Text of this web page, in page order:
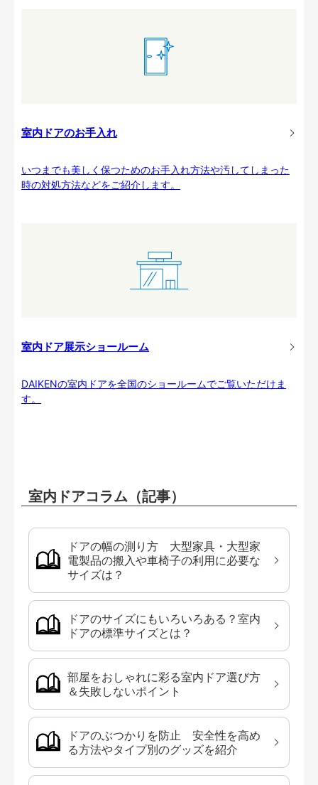
室内ドアのお手入れ
いつまでも美しく保つためのお手入れ方法や汚してしまった
時の対処方法などをご紹介します。
室内ドア展示ショールーム
DAIKENの室内ドアを全国のショールームでご覧いただけま
す。
室内ドアコラム（記事）
ドアの幅の測り方 大型家具・大型家
電製品の搬入や車椅子の利用に必要な
サイズは？
ドアのサイズにもいろいろある？室内
ドアの標準サイズとは？
部屋をおしゃれに彩る室内ドア選び方
＆失敗しないポイント
ドアのぶつかりを防止 安全性を高め
る方法やタイプ別のグッズを紹介